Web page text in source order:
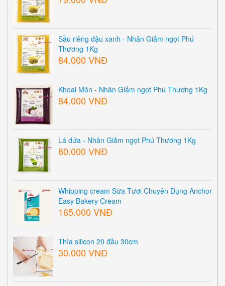
Sầu riêng đậu xanh - Nhân Giảm ngọt Phú
Thương 1Kg
84.000 VNĐ
Khoai Môn - Nhân Giảm ngọt Phú Thương 1Kg
84.000 VNĐ
Lá dứa - Nhân Giảm ngọt Phú Thương 1Kg
80.000 VNĐ
Whipping cream Sữa Tươi Chuyên Dụng Anchor
Easy Bakery Cream
165.000 VNĐ
Thìa silicon 20 đầu 30cm
30.000 VNĐ